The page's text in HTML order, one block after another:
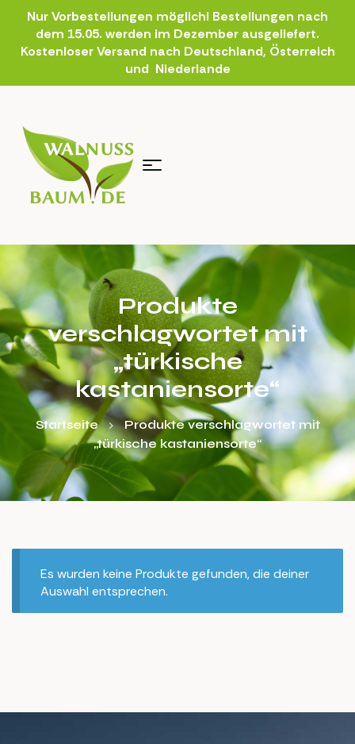
Nur Vorbestellungen möglich! Bestellungen nach
dem 15.05. werden im Dezember ausgeliefert.
Kostenloser Versand nach Deutschland, Österreich
und Niederlande
Produkte
verschlagwortet mit
„türkische
kastaniensorte“
Startseite
Produkte verschlagwortet mit
„türkische kastaniensorte“
Es wurden keine Produkte gefunden, die deiner
Auswahl entsprechen.